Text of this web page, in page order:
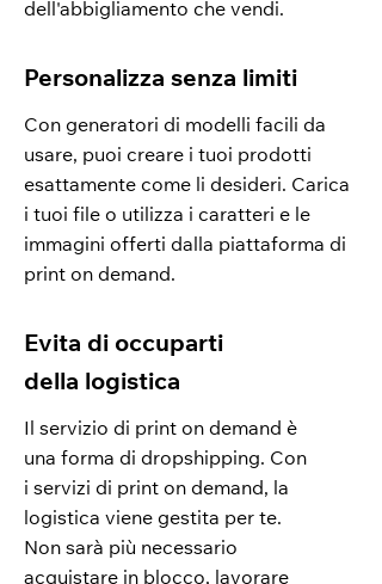
dell'abbigliamento che vendi.
Personalizza senza limiti
Con generatori di modelli facili da
usare, puoi creare i tuoi prodotti
esattamente come li desideri. Carica
i tuoi file o utilizza i caratteri e le
immagini offerti dalla piattaforma di
print on demand.
Evita di occuparti
della logistica
Il servizio di print on demand è
una forma di dropshipping. Con
i servizi di print on demand, la
logistica viene gestita per te.
Non sarà più necessario
acquistare in blocco, lavorare